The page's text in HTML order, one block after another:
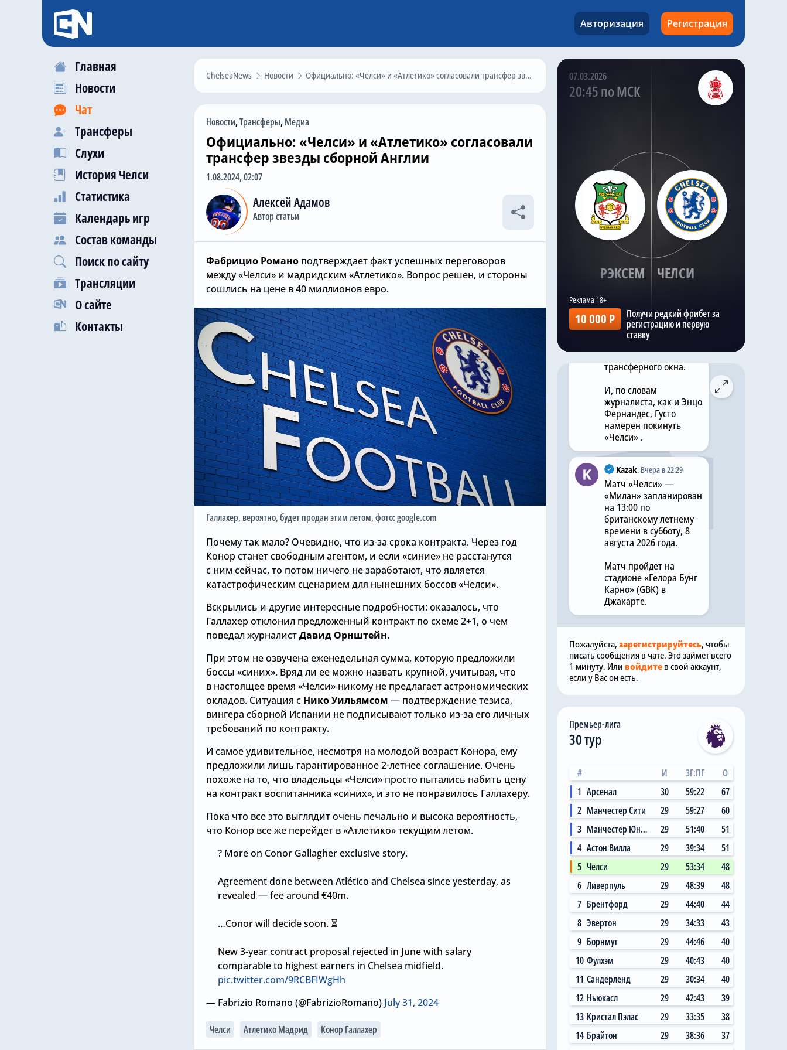
Авторизация Регистрация
Главная
Новости
Чат
Трансферы
Слухи
История Челси
Статистика
Календарь игр
Состав команды
Поиск по сайту
Трансляции
О сайте
Контакты
ChelseaNews Новости Официально: «Челси» и «Атлетико» согласовали трансфер звезды сборной Англии
Новости,Трансферы, Медиа
Официально: «Челси» и «Атлетико» согласовали
трансфер звезды сборной Англии
1.08.2024, 02:07
Алексей Адамов
Автор статьи
Фабрицио Романо подтверждает факт успешных переговоров
между «Челси» и мадридским «Атлетико». Вопрос решен, и стороны
сошлись на цене в 40 миллионов евро.
Галлахер, вероятно, будет продан этим летом, фото: google.com
Почему так мало? Очевидно, что из-за срока контракта. Через год
Конор станет свободным агентом, и если «синие» не расстанутся
с ним сейчас, то потом ничего не заработают, что является
катастрофическим сценарием для нынешних боссов «Челси».
Вскрылись и другие интересные подробности: оказалось, что
Галлахер отклонил предложенный контракт по схеме 2+1, о чем
поведал журналистДавид Орнштейн.
При этом не озвучена еженедельная сумма, которую предложили
боссы «синих». Вряд ли ее можно назвать крупной, учитывая, что
в настоящее время «Челси» никому не предлагает астрономических
окладов. Ситуация с Нико Уильямсом — подтверждение тезиса,
вингера сборной Испании не подписывают только из-за его личных
требований по контракту.
И самое удивительное, несмотря на молодой возраст Конора, ему
предложили лишь гарантированное 2-летнее соглашение. Очень
похоже на то, что владельцы «Челси» просто пытались набить цену
на контракт воспитанника «синих», и это не понравилось Галлахеру.
Пока что все это выглядит очень печально и высока вероятность,
что Конор все же перейдет в «Атлетико» текущим летом.
? More on Conor Gallagher exclusive story.
Agreement done between Atlético and Chelsea since yesterday, as
revealed — fee around €40m.
…Conor will decide soon. ⏳
New 3-year contract proposal rejected in June with salary
comparable to highest earners in Chelsea midfield.
pic.twitter.com/9RCBFIWgHh
— Fabrizio Romano (@FabrizioRomano) July 31, 2024
Челси Атлетико Мадрид Конор Галлахер
Хватит покупать
Вчера, 11:17
Николас Джексон
07.03.2026
20:45 по МСК
РЭКСЕМ ЧЕЛСИ
10 000 Р
Получи редкий фрибет за
регистрацию и первую
ставку
Уортона за большие
деньги, легко
представить, что Лавия
и Эссуго попросят об
уходе. Лавией
интересуется «Монако»
, а Эссуго может
попросить об аренде.
решимости покинуть
«Челси».
«Пари Сен-Жермен» —
последняя команда,
проявившая интерес к
Gusto. Ранее летом
сообщалось, что
«Манчестер Сити»
также заинтересован в
своей программе Si
Phillips Talks Chelsea
заявил , что ПСЖ хочет
подписать этого
правого защитника до
закрытия
трансферного окна.
И, по словам
журналиста, как и Энцо
Фернандес, Густо
намерен покинуть
«Челси» .
Kazak, Вчера в 22:29
Матч «Челси» —
«Милан» запланирован
на 13:00 по
британскому летнему
времени в субботу, 8
августа 2026 года.
Матч пройдет на
стадионе «Гелора Бунг
Карно» (GBK) в
Джакарте.
Пожалуйста, зарегистрируйтесь, чтобы
писать сообщения в чате. Это займет всего
1 минуту. Или войдите в свой аккаунт,
если у Вас он есть.
Премьер-лига
30 тур
# И ЗГ:ПГ
О
1 Арсенал 30 59:22
67
2 Манчестер Сити 29 59:27
60
3
Манчестер Юнайтед 29 51:40
51
4 Астон Вилла 29 39:34
51
5 Челси 29 53:34
48
6 Ливерпуль 29 48:39
48
7 Брентфорд 29 44:40
44
8 Эвертон 29 34:33
43
9 Борнмут 29 44:46
40
10 Фулхэм 29 40:43
40
11 Сандерленд 29 30:34
40
12 Ньюкасл 29 42:43
39
13 Кристал Пэлас 29 33:35
38
14 Брайтон 29 38:36
37